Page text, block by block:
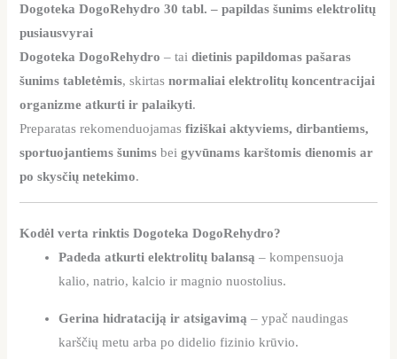
Dogoteka DogoRehydro 30 tabl. – papildas šunims elektrolitų
pusiausvyrai
Dogoteka DogoRehydro – taidietinis papildomas pašaras
šunims tabletėmis, skirtasnormaliai elektrolitų koncentracijai
organizme atkurti ir palaikyti.
Preparatas rekomenduojamasfiziškai aktyviems, dirbantiems,
sportuojantiems šunims beigyvūnams karštomis dienomis ar
po skysčių netekimo.
Kodėl verta rinktis Dogoteka DogoRehydro?
Padeda atkurti elektrolitų balansą – kompensuoja
kalio, natrio, kalcio ir magnio nuostolius.
Gerina hidrataciją ir atsigavimą – ypač naudingas
karščių metu arba po didelio fizinio krūvio.